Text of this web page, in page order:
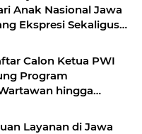
Anak Nasional Jawa
Ekspresi Sekaligus
Calon Ketua PWI
Program
hingga
Layanan di Jawa